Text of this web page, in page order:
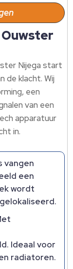
Nijega start
de klacht.​ Wij
een
van een
apparatuur
in.​
vangen
een
wordt
Ideaal voor
radiatoren.​